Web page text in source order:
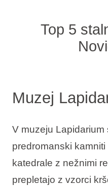
Top 5
Muzej
V muzeju Lapidarium
predromanski
katedrale z nežnimi
prepletajo z vzorci